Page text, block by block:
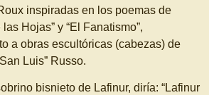
inspiradas en los poemas de
Hojas” y “El Fanatismo”,
a obras escultóricas (cabezas) de
Luis” Russo.
bisnieto de Lafinur, diría: “Lafinur